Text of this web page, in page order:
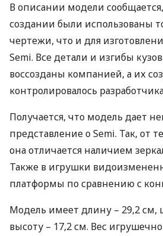
В описании модели
создании были использованы
чертежи, что и для
Semi. Все детали и изгибы
воссозданы компанией, а их
контролировалось
Получается, что модель дает
представление о Semi. Так, от
она отличается наличием
Также в игрушки
платформы по сравнению с
Модель имеет длину – 29,2 см,
высоту – 17,2 см. Вес